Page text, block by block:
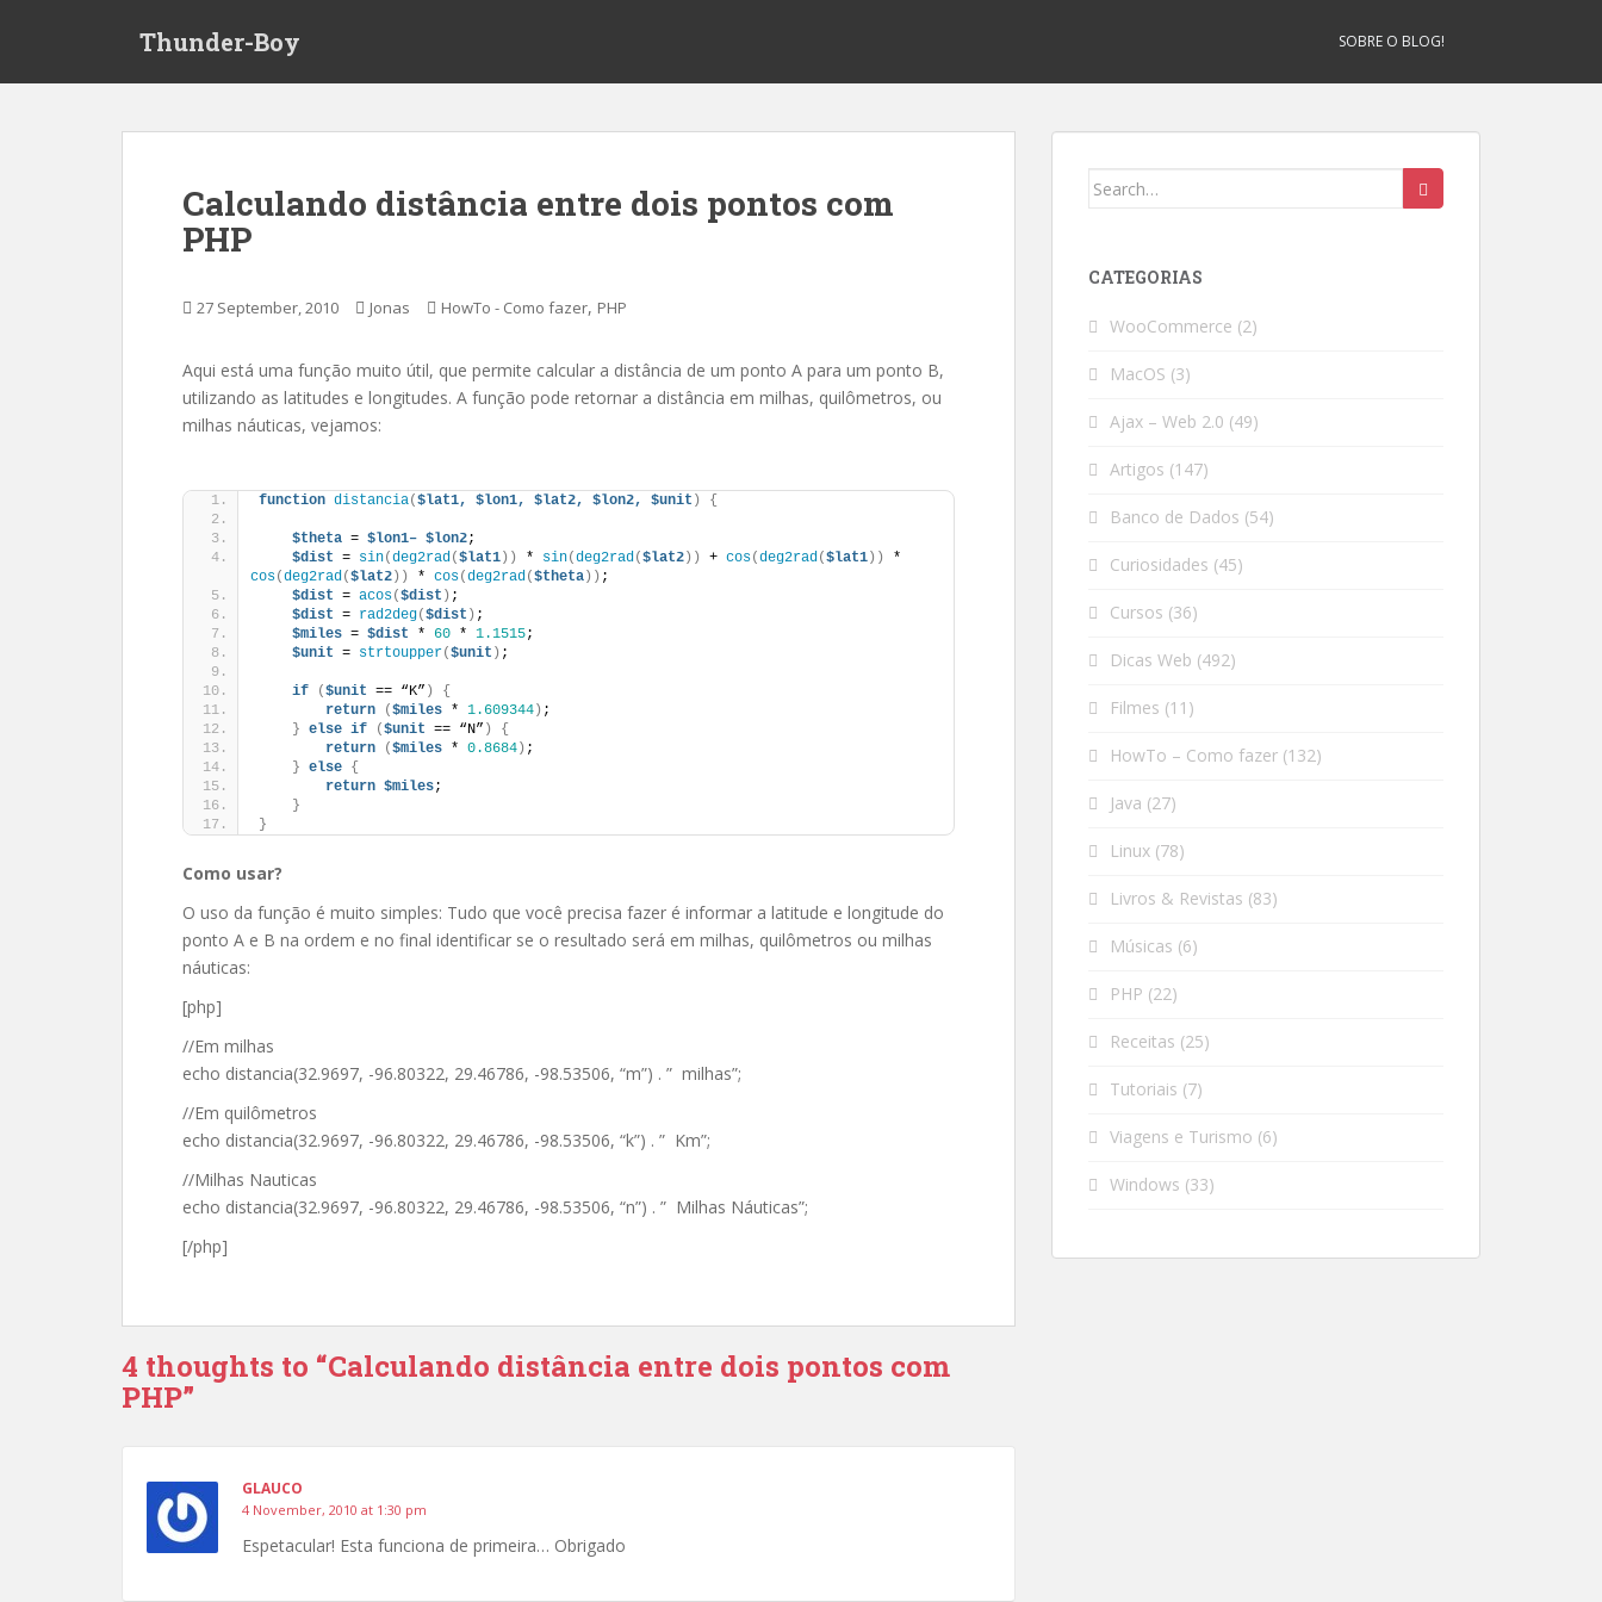
Thunder-Boy SOBRE O BLOG!
Calculando distância entre dois pontos com
PHP
27 September, 2010 Jonas HowTo - Como fazer, PHP
Aqui está uma função muito útil, que permite calcular a distância de um ponto A para um ponto B,
utilizando as latitudes e longitudes. A função pode retornar a distância em milhas, quilômetros, ou
milhas náuticas, vejamos:
function distancia($lat1, $lon1, $lat2, $lon2, $unit ) {
$theta = $lon1– $lon2;
$dist = sin(deg2rad($lat1 )) * sin(deg2rad($lat2 )) + cos(deg2rad($lat1 ))
cos(deg2rad($lat2 )) * cos(deg2rad($theta )) ;
$dist = acos($dist ) ;
$dist = rad2deg($dist ) ;
$miles = $dist * 60 * 1.1515;
$unit = strtoupper($unit ) ;
if ($unit == “K” )
{
return
($miles * 1.609344 ) ;
} else if ($unit == “N” )
{
return
($miles * 0.8684 ) ;
} else {
return $miles;
}
}
Como usar?
O uso da função é muito simples: Tudo que você precisa fazer é informar a latitude e longitude do
ponto A e B na ordem e no final identificar se o resultado será em milhas, quilômetros ou milhas
náuticas:
[php]
//Em milhas
echo distancia(32.9697, -96.80322, 29.46786, -98.53506, “m”) . ” milhas”;
//Em quilômetros
echo distancia(32.9697, -96.80322, 29.46786, -98.53506, “k”) . ” Km”;
//Milhas Nauticas
echo distancia(32.9697, -96.80322, 29.46786, -98.53506, “n”) . ” Milhas Náuticas”;
[/php]
4 thoughts to “Calculando distância entre dois pontos com
PHP”
GLAUCO
4 November, 2010 at 1:30 pm
Espetacular! Esta funciona de primeira… Obrigado
Search
CATEGORIAS
WooCommerce (2)
MacOS (3)
Ajax – Web 2.0 (49)
Artigos (147)
Banco de Dados (54)
Curiosidades (45)
Cursos (36)
Dicas Web (492)
Filmes (11)
HowTo – Como fazer (132)
Java (27)
Linux (78)
Livros & Revistas (83)
Músicas (6)
PHP (22)
Receitas (25)
Tutoriais (7)
Viagens e Turismo (6)
Windows (33)